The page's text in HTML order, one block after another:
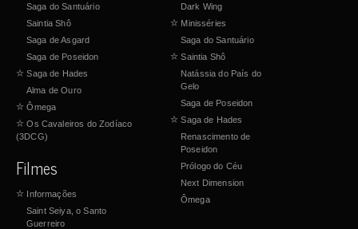
Saga do Santuário
Saintia Shô
Saga de Asgard
Saga de Poseidon
☆ Saga de Hades
Alma de Ouro
☆ Ômega
☆ Os Cavaleiros do Zodíaco
(3DCG)
Filmes
☆ Informações
Saint Seiya, o Santo
Guerreiro
Dark Wing
☆ Minisséries
Saga do Santuário
☆ Saintia Shô
Natássia do País do
Gelo
Saga de Poseidon
☆ Saga de Hades
Renascimento de
Poseidon
Prólogo do Céu
Next Dimension
Ômega